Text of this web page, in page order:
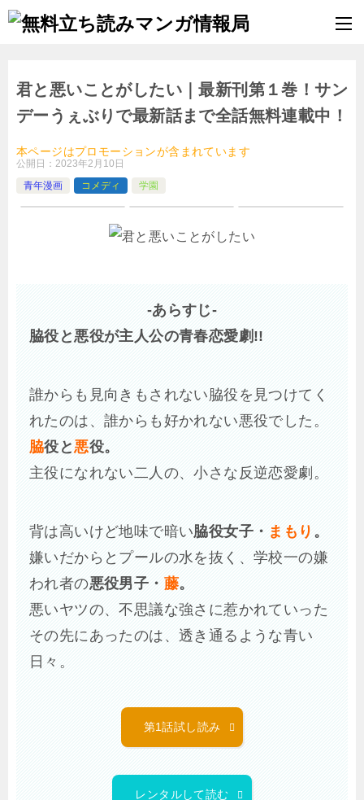
君と悪いことがしたい｜最新刊第１巻！サン
デーうぇぶりで最新話まで全話無料連載中！
本ページはプロモーションが含まれています
公開日： 2023年2月10日
青年漫画
コメディ 学園
-あらすじ-
脇役と悪役が主人公の青春恋愛劇!!
誰からも見向きもされない脇役を見つけてく
れたのは、誰からも好かれない悪役でした。
脇役と悪役。
主役になれない二人の、小さな反逆恋愛劇。
背は高いけど地味で暗い脇役女子・ まもり 。
嫌いだからとプールの水を抜く、学校一の嫌
われ者の悪役男子・ 藤。
悪いヤツの、不思議な強さに惹かれていった
その先にあったのは、透き通るような青い
日々。
第1話試し読み
レンタルして読む